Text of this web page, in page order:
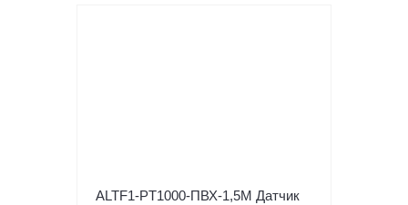
ALTF1-PT1000-ПВХ-1,5M Датчик